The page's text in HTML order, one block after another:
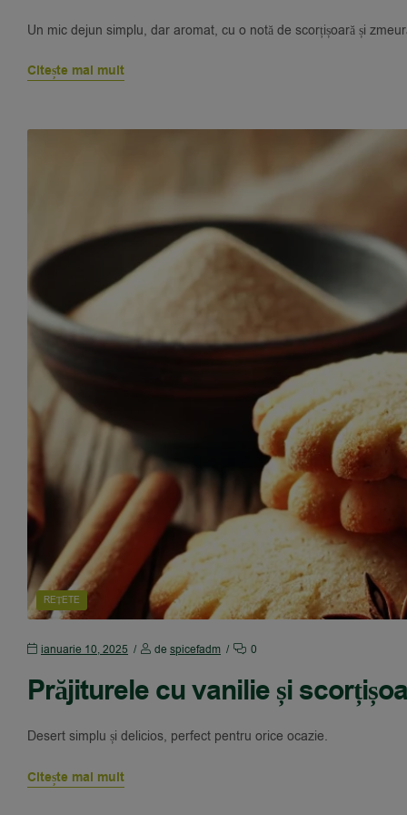
Un mic dejun simplu, dar aromat, cu o notă de scorțișoară și
Citește mai mult
REȚETE
ianuarie 10, 2025 de spicefadm 0
Prăjiturele cu vanilie și
Desert simplu și delicios, perfect pentru orice ocazie.
Citește mai mult